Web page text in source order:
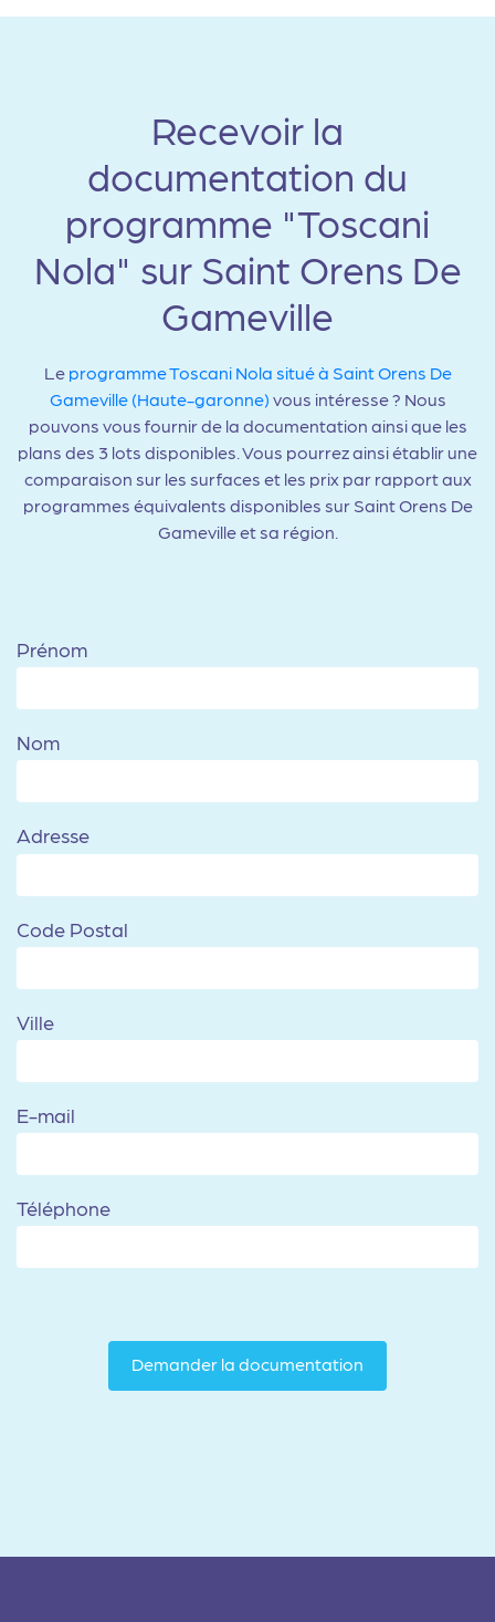
Recevoir la
documentation du
programme "Toscani
Nola" sur Saint Orens De
Gameville
Le programme Toscani Nola situé à Saint Orens De
Gameville (Haute-garonne) vous intéresse ? Nous
pouvons vous fournir de la documentation ainsi que les
plans des 3 lots disponibles. Vous pourrez ainsi établir une
comparaison sur les surfaces et les prix par rapport aux
programmes équivalents disponibles sur Saint Orens De
Gameville et sa région.
Prénom
Nom
Adresse
Code Postal
Ville
E-mail
Téléphone
Demander la documentation